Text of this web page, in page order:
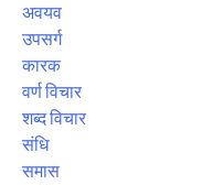
अवयव
उपसर्ग
कारक
वर्ण विचार
शब्द विचार
संधि
समास